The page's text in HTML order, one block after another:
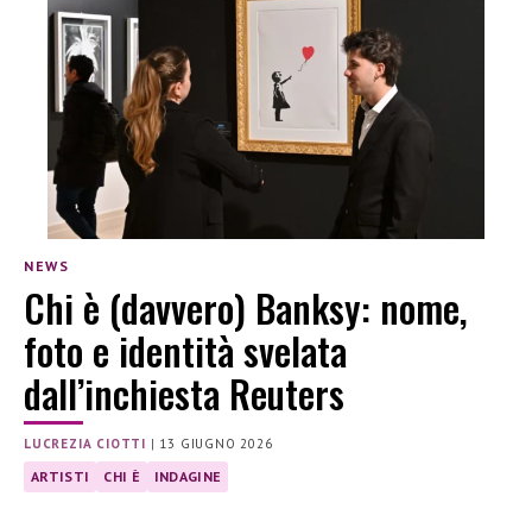
NEWS
Chi è (davvero) Banksy: nome,
foto e identità svelata
dall’inchiesta Reuters
LUCREZIA CIOTTI | 13 GIUGNO 2026
ARTISTI CHI È INDAGINE